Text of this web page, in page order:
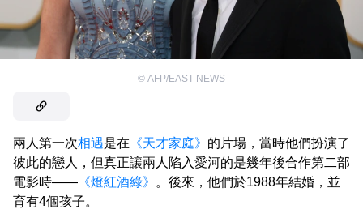
© AFP/EAST NEWS
兩人第一次相遇是在 《天才家庭》 的片場，當時他們扮演了
彼此的戀人，但真正讓兩人陷入愛河的是幾年後合作第二部
電影時—— 《燈紅酒綠》
。後來，他們於1988年結婚，並
育有4個孩子。